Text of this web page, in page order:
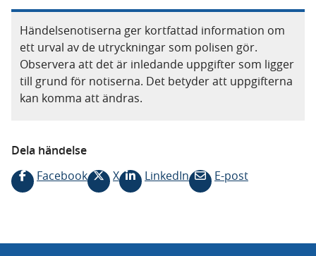
Händelsenotiserna ger kortfattad information om
ett urval av de utryckningar som polisen gör.
Observera att det är inledande uppgifter som ligger
till grund för notiserna. Det betyder att uppgifterna
kan komma att ändras.
Dela händelse
Facebook
X LinkedIn E-post